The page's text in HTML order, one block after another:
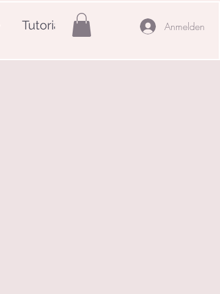
Tutorials Anmelden